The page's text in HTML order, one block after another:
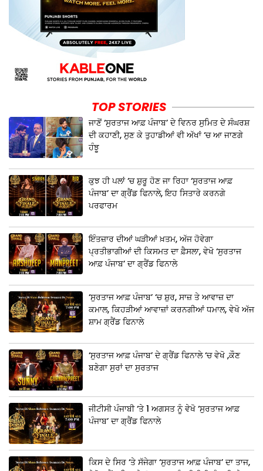
TOP STORIES
ਜਾਣੋਂ ‘ਸੁਰਤਾਜ ਆਫ਼ ਪੰਜਾਬ’ ਦੇ ਵਿਨਰ ਸੁਮਿਤ ਦੇ ਸੰਘਰਸ਼
ਦੀ ਕਹਾਣੀ, ਸੁਣ ਕੇ ਤੁਹਾਡੀਆਂ ਵੀ ਅੱਖਾਂ ‘ਚ ਆ ਜਾਣਗੇ
ਹੰਝੂ
ਕੁਝ ਹੀ ਪਲਾਂ ‘ਚ ਸ਼ੁਰੂ ਹੋਣ ਜਾ ਰਿਹਾ ‘ਸੁਰਤਾਜ ਆਫ਼
ਪੰਜਾਬ’ ਦਾ ਗ੍ਰੈਂਡ ਫਿਨਾਲੇ, ਇਹ ਸਿਤਾਰੇ ਕਰਨਗੇ
ਪਰਫਾਰਮ
ਇੰਤਜ਼ਾਰ ਦੀਆਂ ਘੜੀਆਂ ਖ਼ਤਮ, ਅੱਜ ਹੋਵੇਗਾ
ਪ੍ਰਤੀਭਾਗੀਆਂ ਦੀ ਕਿਸਮਤ ਦਾ ਫ਼ੈਸਲਾ, ਵੇਖੋ ‘ਸੁਰਤਾਜ
ਆਫ਼ ਪੰਜਾਬ’ ਦਾ ਗ੍ਰੈਂਡ ਫਿਨਾਲੇ
‘ਸੁਰਤਾਜ ਆਫ਼ ਪੰਜਾਬ’ ‘ਚ ਸ਼ੁਰ, ਸਾਜ਼ ਤੇ ਆਵਾਜ਼ ਦਾ
ਕਮਾਲ, ਕਿਹੜੀਆਂ ਆਵਾਜ਼ਾਂ ਕਰਨਗੀਆਂ ਧਮਾਲ, ਵੇਖੋ ਅੱਜ
ਸ਼ਾਮ ਗ੍ਰੈਂਡ ਫਿਨਾਲੇ
‘ਸੁਰਤਾਜ ਆਫ਼ ਪੰਜਾਬ’ ਦੇ ਗ੍ਰੈਂਡ ਫਿਨਾਲੇ ‘ਚ ਵੇਖੋ ,ਕੌਣ
ਬਣੇਗਾ ਸੁਰਾਂ ਦਾ ਸੁਰਤਾਜ
ਜੀਟੀਸੀ ਪੰਜਾਬੀ ‘ਤੇ 1 ਅਗਸਤ ਨੂੰ ਵੇਖੋ ‘ਸੁਰਤਾਜ ਆਫ਼
ਪੰਜਾਬ’ ਦਾ ਗ੍ਰੈਂਡ ਫਿਨਾਲੇ
ਕਿਸ ਦੇ ਸਿਰ ‘ਤੇ ਸੱਜੇਗਾ ‘ਸੁਰਤਾਜ ਆਫ਼ ਪੰਜਾਬ’ ਦਾ ਤਾਜ,